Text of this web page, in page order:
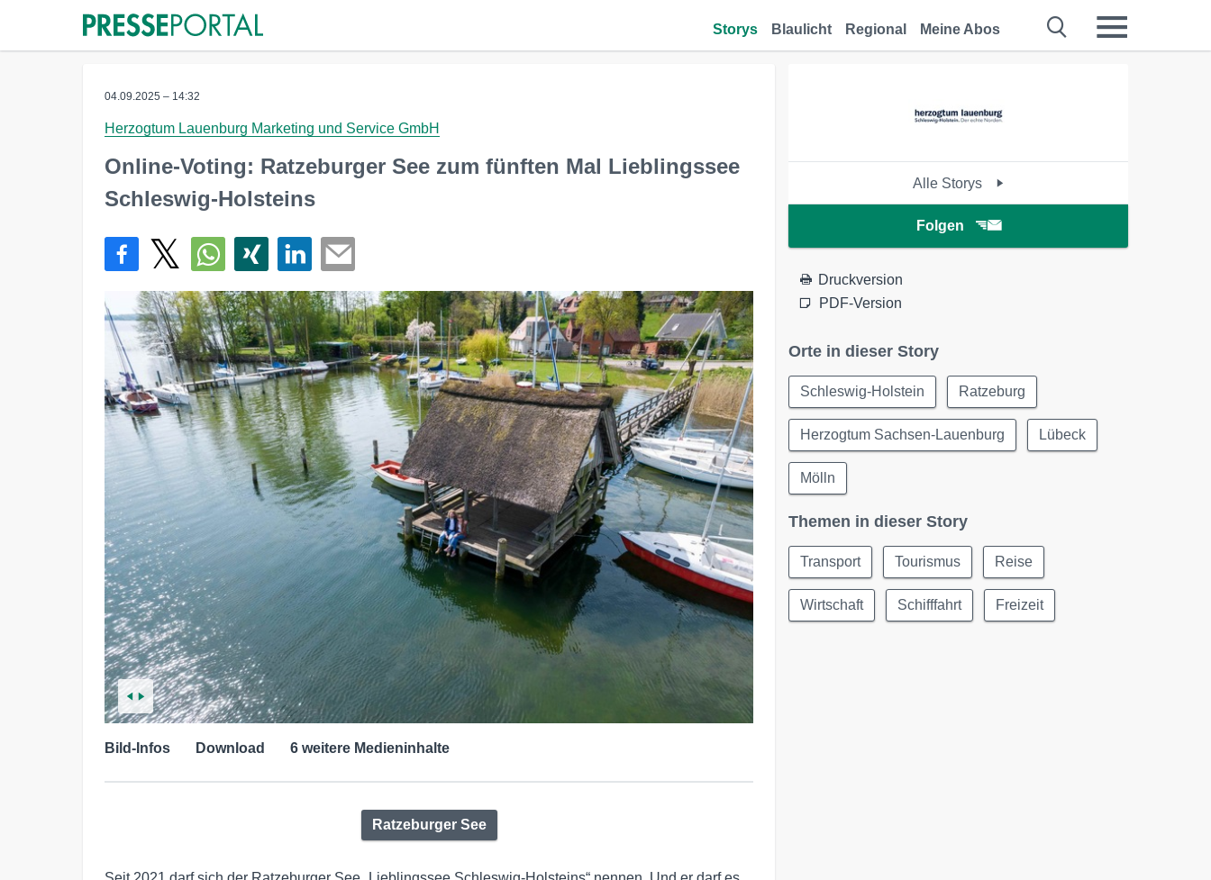
Storys Blaulicht Regional Meine Abos
04.09.2025 – 14:32
Herzogtum Lauenburg Marketing und Service GmbH
Online-Voting: Ratzeburger See zum fünften Mal Lieblingssee
Schleswig-Holsteins
Bild-Infos Download 6 weitere Medieninhalte
Ratzeburger See
Alle Storys
Folgen
Druckversion
PDF-Version
Orte in dieser Story
Schleswig-Holstein Ratzeburg
Herzogtum Sachsen-Lauenburg Lübeck
Mölln
Themen in dieser Story
Transport Tourismus Reise
Wirtschaft Schifffahrt Freizeit